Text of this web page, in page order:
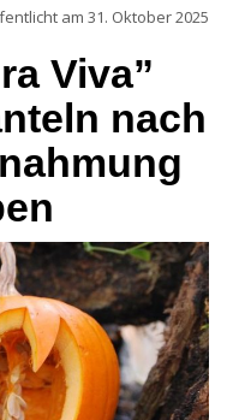
am 31. Oktober 2025
Viva”
nach